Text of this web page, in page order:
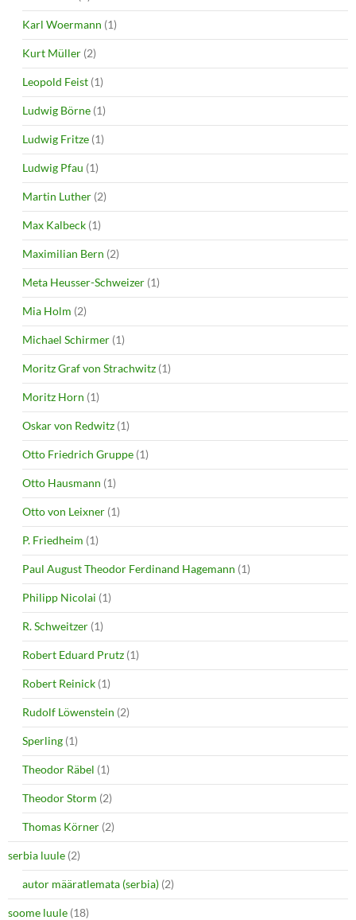
Karl Woermann (1)
Kurt Müller (2)
Leopold Feist (1)
Ludwig Börne (1)
Ludwig Fritze (1)
Ludwig Pfau (1)
Martin Luther (2)
Max Kalbeck (1)
Maximilian Bern (2)
Meta Heusser-Schweizer (1)
Mia Holm (2)
Michael Schirmer (1)
Moritz Graf von Strachwitz (1)
Moritz Horn (1)
Oskar von Redwitz (1)
Otto Friedrich Gruppe (1)
Otto Hausmann (1)
Otto von Leixner (1)
P. Friedheim (1)
Paul August Theodor Ferdinand Hagemann (1)
Philipp Nicolai (1)
R. Schweitzer (1)
Robert Eduard Prutz (1)
Robert Reinick (1)
Rudolf Löwenstein (2)
Sperling (1)
Theodor Räbel (1)
Theodor Storm (2)
Thomas Körner (2)
serbia luule (2)
autor määratlemata (serbia) (2)
soome luule (18)